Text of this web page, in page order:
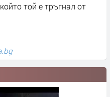
той е тръгнал от